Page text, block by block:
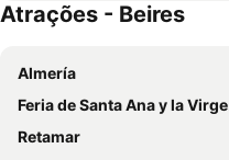
Atrações - Beires
Almería
Feria de Santa Ana y la Virgen del Carmen
Retamar